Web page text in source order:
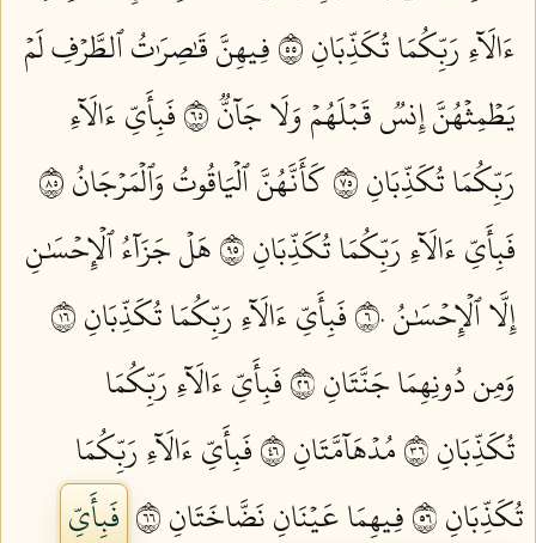
ءَالَآءِ رَبِّكُمَا تُكَذِّبَانِ ٥٥
فِيهِنَّ قَٰصِرَٰتُ ٱلطَّرۡفِ لَمۡ
يَطۡمِثۡهُنَّ إِنسٞ قَبۡلَهُمۡ وَلَا جَآنّٞ ٥٦
فَبِأَيِّ ءَالَآءِ
رَبِّكُمَا تُكَذِّبَانِ ٥٧
كَأَنَّهُنَّ ٱلۡيَاقُوتُ وَٱلۡمَرۡجَانُ ٥٨
فَبِأَيِّ ءَالَآءِ رَبِّكُمَا تُكَذِّبَانِ ٥٩
هَلۡ جَزَآءُ ٱلۡإِحۡسَٰنِ
إِلَّا ٱلۡإِحۡسَٰنُ ٦٠
فَبِأَيِّ ءَالَآءِ رَبِّكُمَا تُكَذِّبَانِ ٦١
وَمِن دُونِهِمَا جَنَّتَانِ ٦٢
فَبِأَيِّ ءَالَآءِ رَبِّكُمَا
تُكَذِّبَانِ ٦٣
مُدۡهَآمَّتَانِ ٦٤
فَبِأَيِّ ءَالَآءِ رَبِّكُمَا
تُكَذِّبَانِ ٦٥
فِيهِمَا عَيۡنَانِ نَضَّاخَتَانِ ٦٦
فَبِأَيِّ